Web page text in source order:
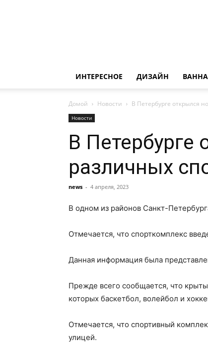
ИНТЕРЕСНОЕ ДИЗАЙН ВАННА
Домой Новости В Петербурге открылся
Новости
В Петербурге
различных
news - 4 апреля, 2023
В одном из районов Санкт-
Отмечается, что спорткомплекс
Данная информация была
Прежде всего сообщается, что
которых баскетбол, волейбол и
Отмечается, что спортивный
улицей.